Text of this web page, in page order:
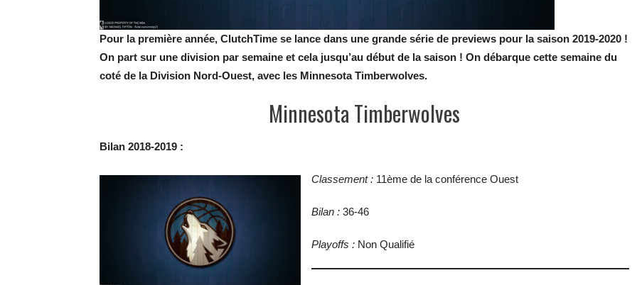
Pour la première année, ClutchTime se lance dans une grande série de previews pour la saison 2019-2020 !
On part sur une division par semaine et cela jusqu’au début de la saison ! On débarque cette semaine du
coté de la Division Nord-Ouest, avec les Minnesota Timberwolves.
Minnesota Timberwolves
Bilan 2018-2019 :
Classement : 11ème de la conférence Ouest
Bilan : 36-46
Playoffs : Non Qualifié